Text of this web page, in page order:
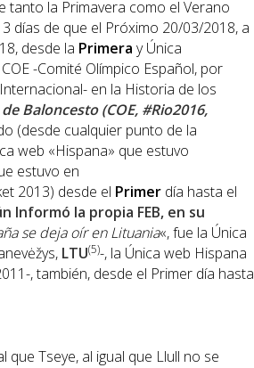
tanto la Primavera como el Verano
días de que el Próximo 20/03/2018, a
desde la Primera y Única
-Comité Olímpico Español, por
en la Historia de los
Baloncesto (COE, #Rio2016,
(desde cualquier punto de la
web «Hispana» que estuvo
estuvo en
2013) desde el Primer día hasta el
Informó la propia FEB, en su
se deja oír en Lituania«, fue la Única
LTU(5)-, la Única web Hispana
, también, desde el Primer día hasta
Tseye, al igual que Llull no se